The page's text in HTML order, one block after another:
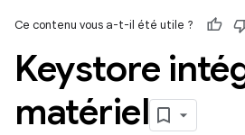
Ce contenu vous a-t-il été utile ?
Keystore
matériel